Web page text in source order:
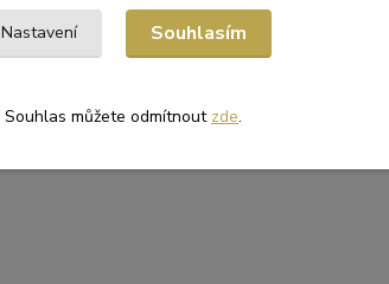
Nastavení Souhlasím
Souhlas můžete odmítnout zde.